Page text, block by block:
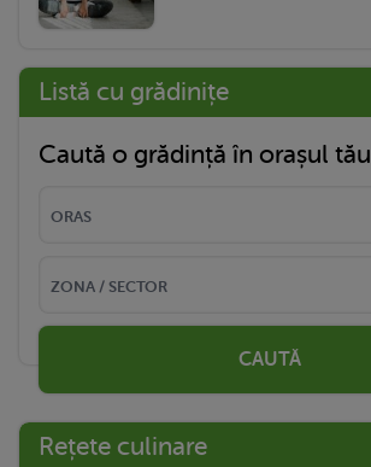
Listă cu grădinițe
Caută o grădință în orașul tău
CAUTĂ
Rețete culinare